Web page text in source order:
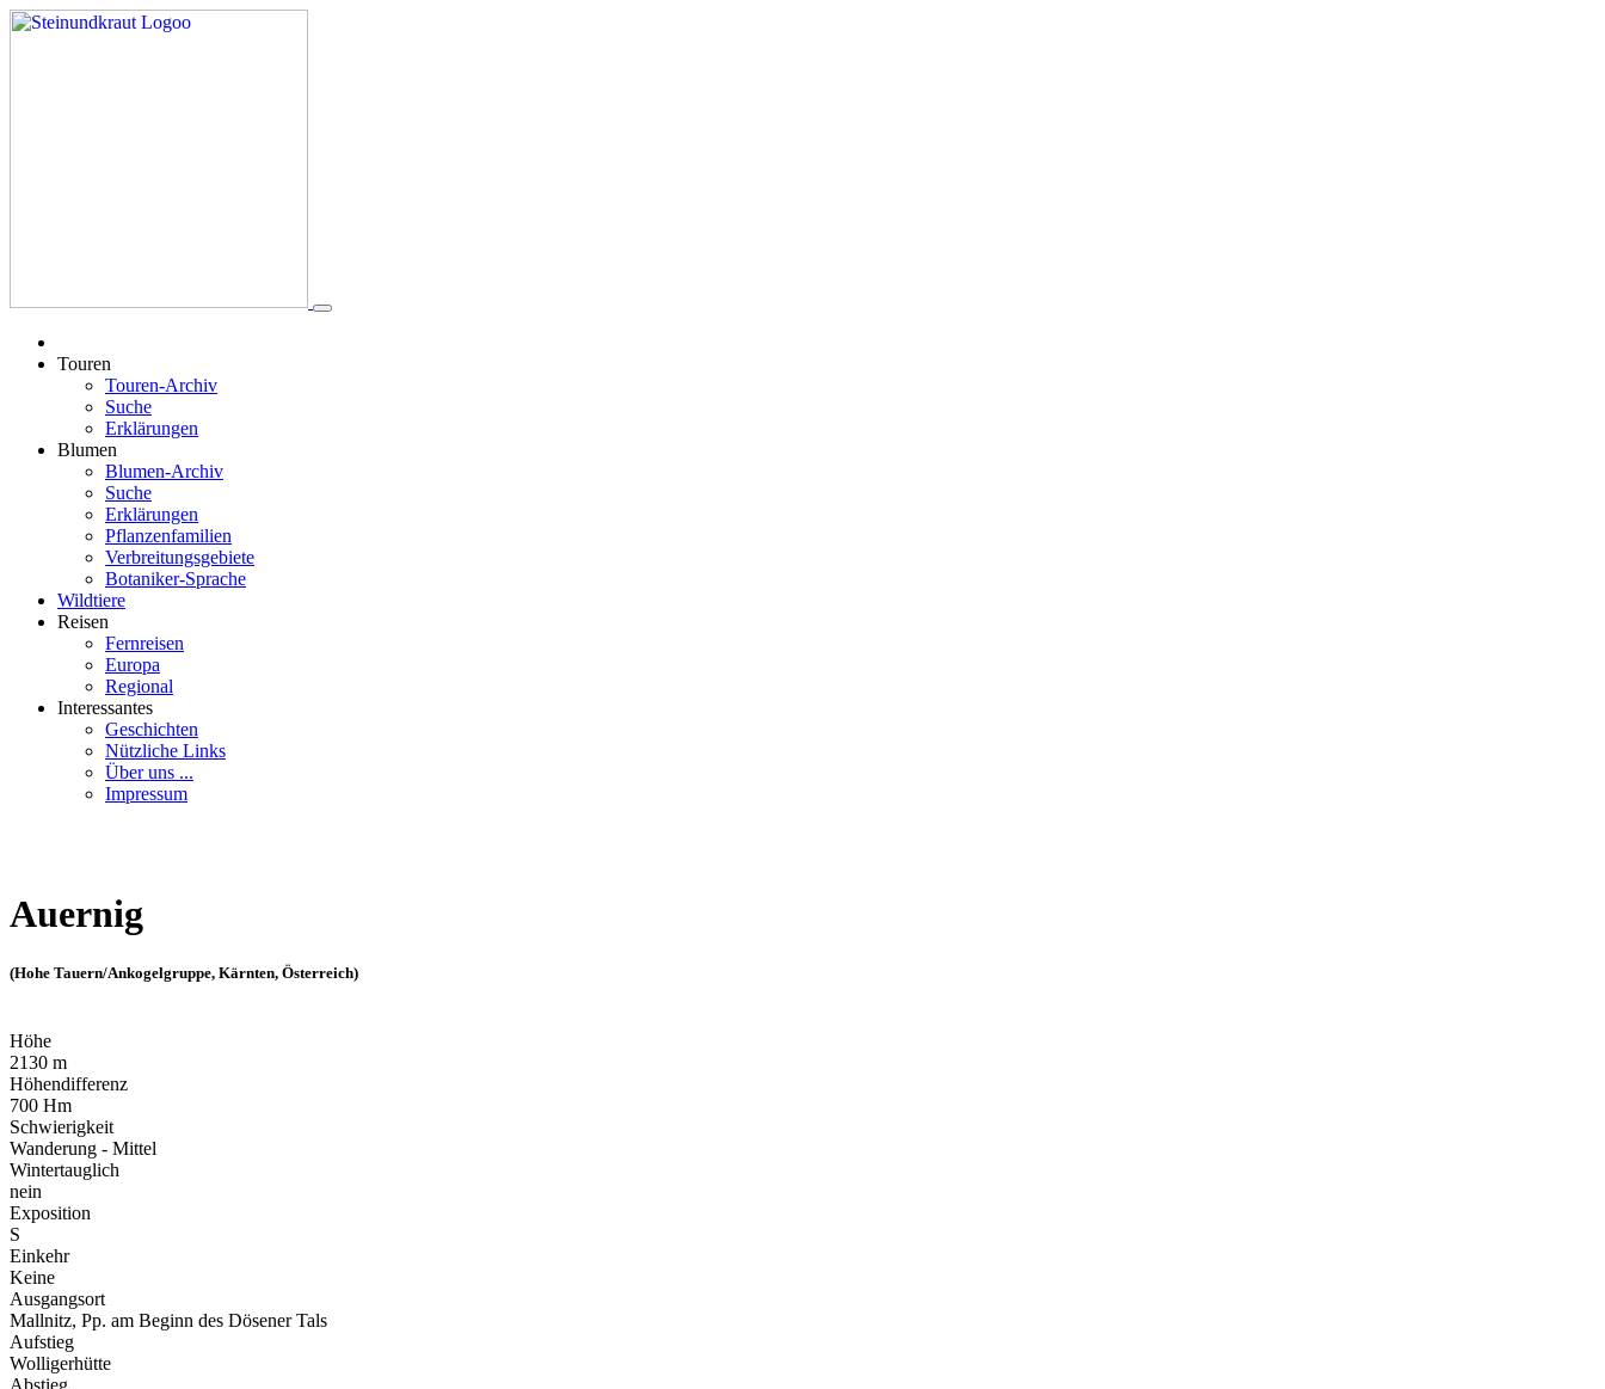
Touren
Touren-Archiv
Suche
Erklärungen
Blumen
Blumen-Archiv
Suche
Erklärungen
Pflanzenfamilien
Verbreitungsgebiete
Botaniker-Sprache
Wildtiere
Reisen
Fernreisen
Europa
Regional
Interessantes
Geschichten
Nützliche Links
Über uns ...
Impressum
Auernig
(Hohe Tauern/Ankogelgruppe, Kärnten, Österreich)
Höhe
2130 m
Höhendifferenz
700 Hm
Schwierigkeit
Wanderung - Mittel
Wintertauglich
nein
Exposition
S
Einkehr
Keine
Ausgangsort
Mallnitz, Pp. am Beginn des Dösener Tals
Aufstieg
Wolligerhütte
Abstieg